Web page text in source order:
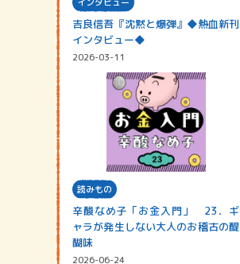
吉良信吾『沈黙と爆弾』◆熱血新刊
インタビュー◆
2026-03-11
読みもの
辛酸なめ子「お金入門」 23．ギ
ャラが発生しない大人のお稽古の醍
醐味
2026-06-24